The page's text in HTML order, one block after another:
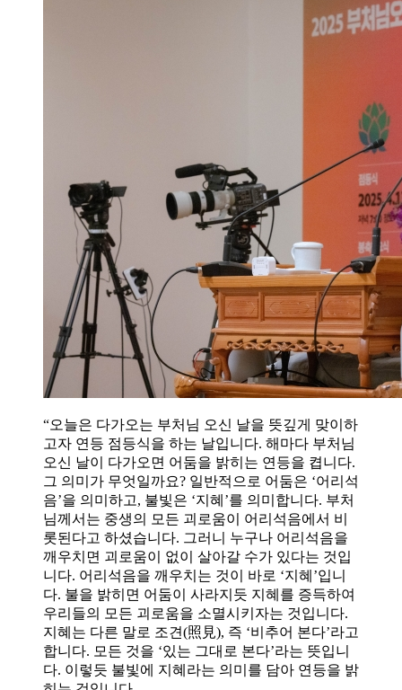
“오늘은 다가오는 부처님 오신 날을 뜻깊게 맞이하
고자 연등 점등식을 하는 날입니다. 해마다 부처님
오신 날이 다가오면 어둠을 밝히는 연등을 켭니다.
그 의미가 무엇일까요? 일반적으로 어둠은 ‘어리석
음’을 의미하고, 불빛은 ‘지혜’를 의미합니다. 부처
님께서는 중생의 모든 괴로움이 어리석음에서 비
롯된다고 하셨습니다. 그러니 누구나 어리석음을
깨우치면 괴로움이 없이 살아갈 수가 있다는 것입
니다. 어리석음을 깨우치는 것이 바로 ‘지혜’입니
다. 불을 밝히면 어둠이 사라지듯 지혜를 증득하여
우리들의 모든 괴로움을 소멸시키자는 것입니다.
지혜는 다른 말로 조견(照見), 즉 ‘비추어 본다’라고
합니다. 모든 것을 ‘있는 그대로 본다’라는 뜻입니
다. 이렇듯 불빛에 지혜라는 의미를 담아 연등을 밝